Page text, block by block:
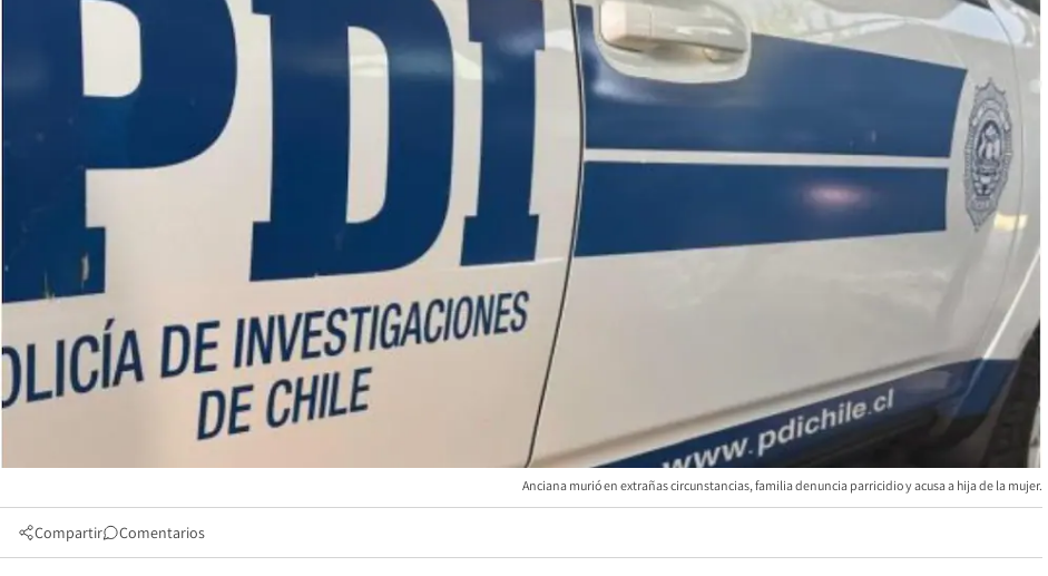
Anciana murió en extrañas circunstancias, familia denuncia parricidio y acusa a hija de la mujer.
Compartir Comentarios